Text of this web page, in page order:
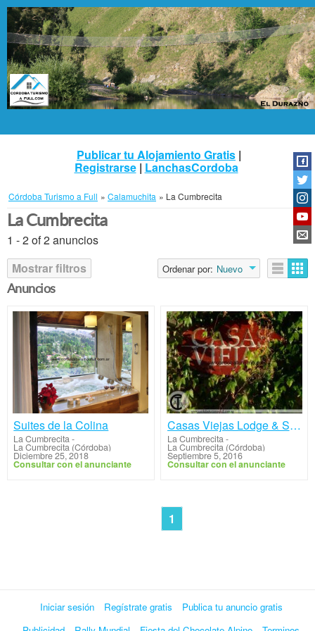
Publicar tu Alojamiento Gratis |
Registrarse| LanchasCordoba
Córdoba Turismo a Full » Calamuchita » La Cumbrecita
La Cumbrecita
1 - 2 of 2 anuncios
Mostrar filtros
Ordenar por: Nuevo
Anuncios
Suites de la Colina
La Cumbrecita-
La Cumbrecita (Córdoba)
Diciembre 25, 2018
Consultar con el anunciante
Casas Viejas Lodge & Spa
La Cumbrecita-
La Cumbrecita (Córdoba)
Septiembre 5, 2016
Consultar con el anunciante
1
Iniciar sesión Regístrate gratis
Publica tu anuncio gratis